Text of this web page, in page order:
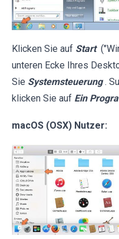
Klicken Sie auf Start
unteren Ecke Ihres
Sie Systemsteuerung .
klicken Sie auf Ein
macOS (OSX) Nutzer: